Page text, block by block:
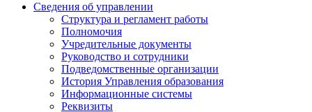
Сведения об управлении
Структура и регламент работы
Полномочия
Учредительные документы
Руководство и сотрудники
Подведомственные организации
История Управления образования
Информационные системы
Реквизиты